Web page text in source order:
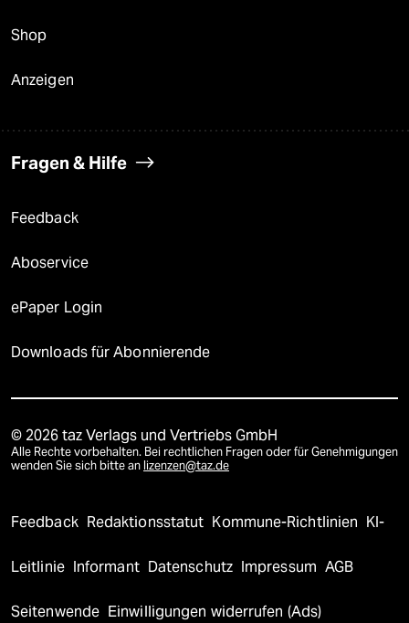
Shop
Anzeigen
Fragen & Hilfe
Feedback
Aboservice
ePaper Login
Downloads für Abonnierende
© 2026 taz Verlags und Vertriebs GmbH
Alle Rechte vorbehalten. Bei rechtlichen Fragen oder für Genehmigungen
wenden Sie sich bitte an lizenzen@taz.de
Feedback Redaktionsstatut Kommune-Richtlinien KI-
Leitlinie Informant Datenschutz Impressum AGB
Seitenwende Einwilligungen widerrufen (Ads)